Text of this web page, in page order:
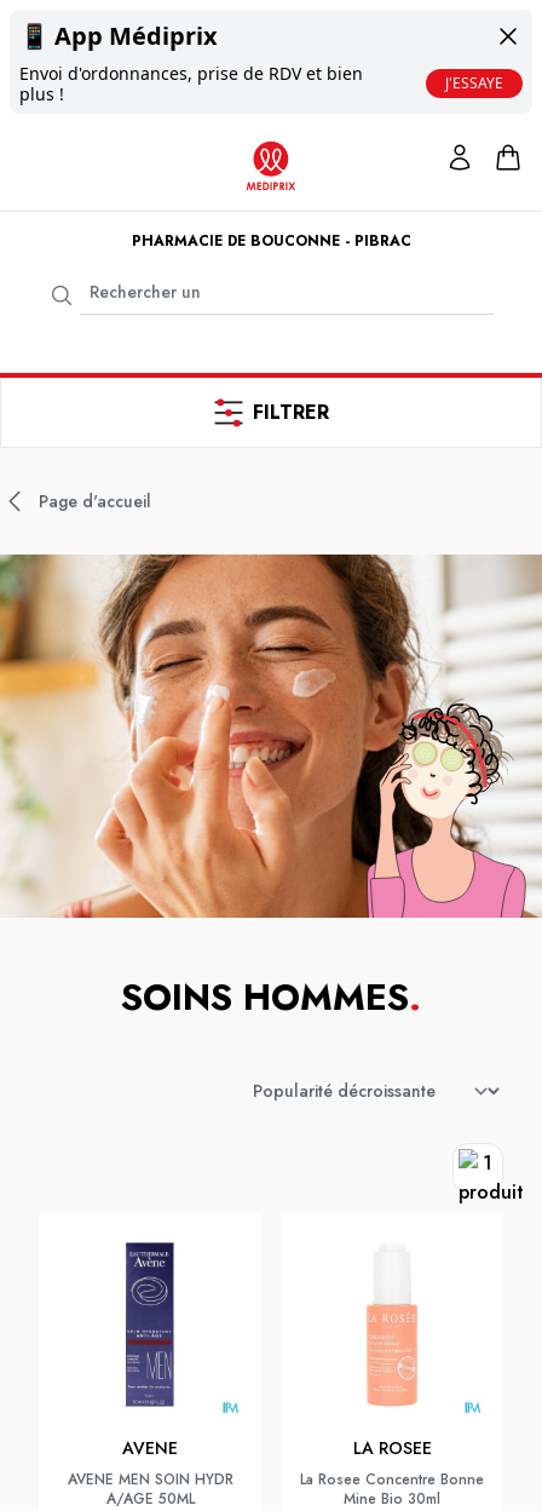
📱 App Médiprix
Envoi d'ordonnances, prise de RDV et bien
plus !
J'ESSAYE
PHARMACIE DE BOUCONNE - PIBRAC
FILTRER
Page d'accueil
SOINS HOMMES.
AVENE
AVENE MEN SOIN HYDR
A/AGE 50ML
LA ROSEE
La Rosee Concentre Bonne
Mine Bio 30ml